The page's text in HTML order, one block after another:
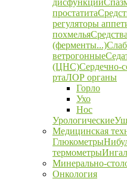
дисфункции
простатита
регуляторы
похмелья
(ферменты...)
ветрогонные
(ЦНС)Сердечно-
ртаЛОР органы
Горло
Ухо
Нос
Урологические
Медицинская
Глюкометры
термометры
Минерально-
Онкология